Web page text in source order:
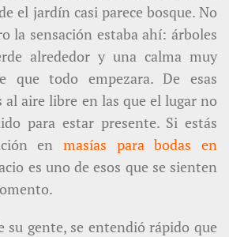
el jardín casi parece bosque. No
la sensación estaba ahí: árboles
alrededor y una calma muy
que todo empezara. De esas
al aire libre en las que el lugar no
para estar presente. Si estás
en masías para bodas en
es uno de esos que se sienten
su gente, se entendió rápido que